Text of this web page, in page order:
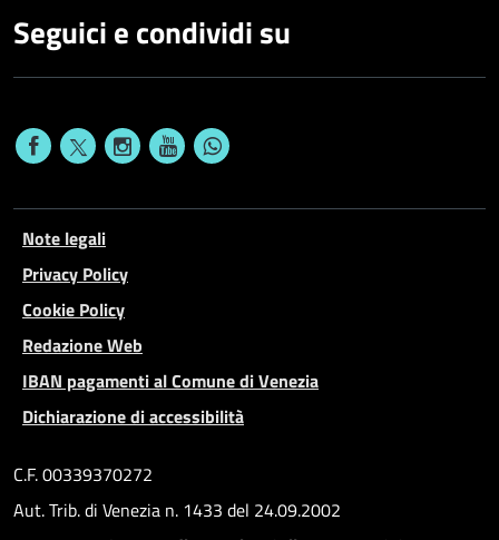
Seguici e condividi su
Note legali
Privacy Policy
Cookie Policy
Redazione Web
IBAN pagamenti al Comune di Venezia
Dichiarazione di accessibilità
C.F. 00339370272
Aut. Trib. di Venezia n. 1433 del 24.09.2002